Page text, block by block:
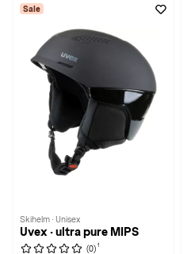
Sale
Skihelm · Unisex
Uvex · ultra pure MIPS
(0) 1